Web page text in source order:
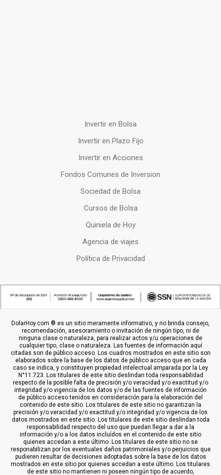
Invertir en Bolsa
Invertir en Plazo Fijo
Invertir en Acciones
Fondos Comunes de Inversion
Sociedad de Bolsa
Cursos de Bolsa
Quiniela de Hoy
Agencia de viajes
Política de Privacidad
DolarHoy.com ® es un sitio meramente informativo, y no brinda consejo,
recomendación, asesoramiento o invitación de ningún tipo, ni de
ninguna clase o naturaleza, para realizar actos y/u operaciones de
cualquier tipo, clase o naturaleza. Las fuentes de información aquí
citadas son de público acceso. Los cuadros mostrados en este sitio son
elaborados sobre la base de los datos de público acceso que en cada
caso se indica, y constituyen propiedad intelectual amparada por la Ley
N°11.723. Los titulares de este sitio deslindan toda responsabilidad
respecto de la posible falta de precisión y/o veracidad y/o exactitud y/o
integridad y/o vigencia de los datos y/o de las fuentes de información
de público acceso tenidos en consideración para la elaboración del
contenido de este sitio. Los titulares de este sitio no garantizan la
precisión y/o veracidad y/o exactitud y/o integridad y/o vigencia de los
datos mostrados en este sitio. Los titulares de este sitio deslindan toda
responsabilidad respecto del uso que puedan llegar a dar a la
información y/o a los datos incluídos en el contenido de este sitio
quienes accedan a este último. Los titulares de este sitio no se
responabilizan por los eventuales daños patrimoniales y/o perjuicios que
pudieren resultar de decisiones adoptadas sobre la base de los datos
mostrados en este sitio por quienes accedan a este último. Los titulares
de este sitio no mantienen ni poseen ningún tipo de acuerdo,